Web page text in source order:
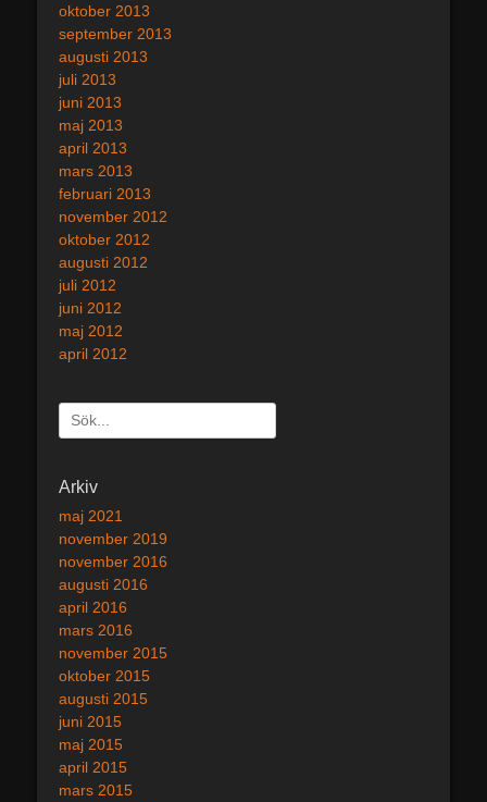
oktober 2013
september 2013
augusti 2013
juli 2013
juni 2013
maj 2013
april 2013
mars 2013
februari 2013
november 2012
oktober 2012
augusti 2012
juli 2012
juni 2012
maj 2012
april 2012
Sök
efter:
Arkiv
maj 2021
november 2019
november 2016
augusti 2016
april 2016
mars 2016
november 2015
oktober 2015
augusti 2015
juni 2015
maj 2015
april 2015
mars 2015